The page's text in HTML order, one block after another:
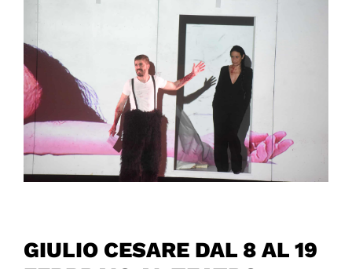
GIULIO CESARE DAL 8 AL 19